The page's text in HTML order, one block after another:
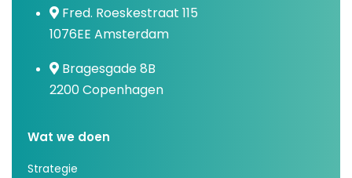
Fred. Roeskestraat 115
1076EE Amsterdam
Bragesgade 8B
2200 Copenhagen
Wat we doen
Strategie